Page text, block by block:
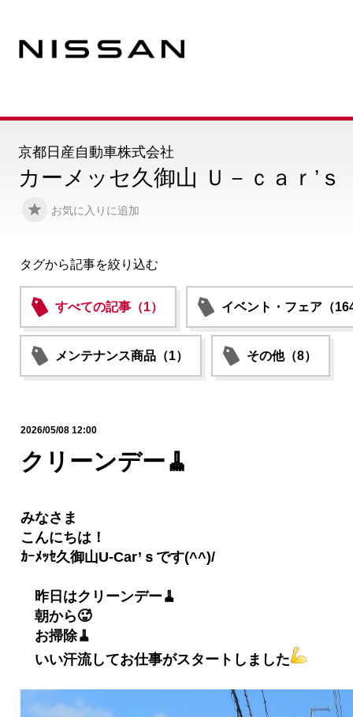
カーメッセ久御山 Ｕ－ｃａｒ’ｓ
お気に入りに追加
京都日産自動車株式会社
タグから記事を絞り込む
すべての記事（1） イベント・フェア（
メンテナンス商品（1） その他（8）
2026/05/08 12:00
クリーンデー🧹
みなさま
こんにちは！
ｶｰﾒｯｾ久御山U-Car’ｓです(^^)/
昨日はクリーンデー🧹
朝から🥵
お掃除🧹
いい汗流してお仕事がスタートしました